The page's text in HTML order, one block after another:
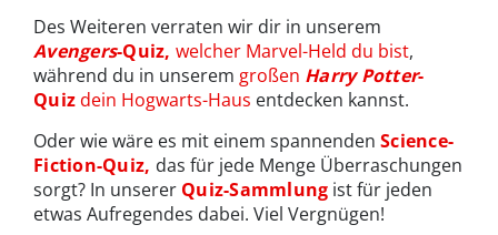
Des Weiteren verraten wir dir in unserem
Avengers-Quiz, welcher Marvel-Held du bist,
während du in unserem großen Harry Potter-
Quizdein Hogwarts-Haus entdecken kannst.
Oder wie wäre es mit einem spannenden Science-
Fiction-Quiz, das für jede Menge Überraschungen
sorgt? In unserer Quiz-Sammlung ist für jeden
etwas Aufregendes dabei. Viel Vergnügen!